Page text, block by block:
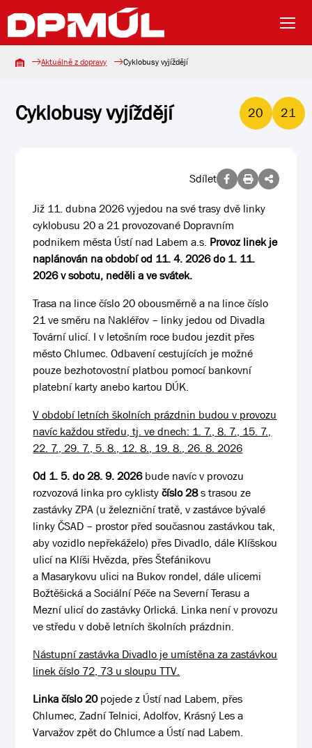
Aktuálně z dopravy Cyklobusy vyjíždějí
Cyklobusy vyjíždějí 20 21
Sdílet
Již 11. dubna 2026 vyjedou na své trasy dvě linky
cyklobusu 20 a 21 provozované Dopravním
podnikem města Ústí nad Labem a.s. Provoz linek je
naplánován na období od 11. 4. 2026 do 1. 11.
2026 v sobotu, neděli a ve svátek.
Trasa na lince číslo 20 obousměrně a na lince číslo
21 ve směru na Nakléřov – linky jedou od Divadla
Tovární ulicí. I v letošním roce budou jezdit přes
město Chlumec. Odbavení cestujících je možné
pouze bezhotovostní platbou pomocí bankovní
platební karty anebo kartou DÚK.
V období letních školních prázdnin budou v provozu
navíc každou středu, tj. ve dnech: 1. 7., 8. 7., 15. 7.,
22. 7., 29. 7., 5. 8., 12. 8., 19. 8., 26. 8. 2026
Od 1. 5. do 28. 9. 2026bude navíc v provozu
rozvozová linka pro cyklistyčíslo 28s trasou ze
zastávky ZPA (u železniční tratě, v zastávce bývalé
linky ČSAD – prostor před současnou zastávkou tak,
aby vozidlo nepřekáželo) přes Divadlo, dále Klíšskou
ulicí na Klíši Hvězda, přes Štefánikovu
a Masarykovu ulici na Bukov rondel, dále ulicemi
Božtěšická a Sociální Péče na Severní Terasu a
Mezní ulicí do zastávky Orlická. Linka není v provozu
ve středu v době letních školních prázdnin.
Nástupní zastávka Divadlo je umístěna za zastávkou
linek číslo 72, 73 u sloupu TTV.
Linka číslo 20pojede z Ústí nad Labem, přes
Chlumec, Zadní Telnici, Adolfov, Krásný Les a
Varvažov zpět do Chlumce a Ústí nad Labem.